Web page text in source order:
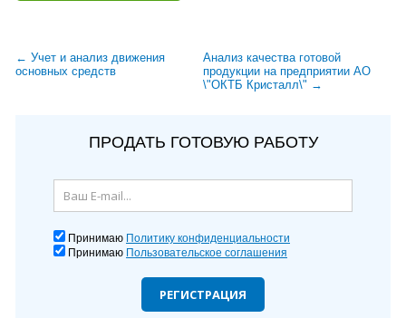
← Учет и анализ движения
основных средств
Анализ качества готовой
продукции на предприятии АО
\"ОКТБ Кристалл\" →
ПРОДАТЬ ГОТОВУЮ РАБОТУ
Принимаю Политику конфиденциальности
Принимаю Пользовательское соглашения
РЕГИСТРАЦИЯ